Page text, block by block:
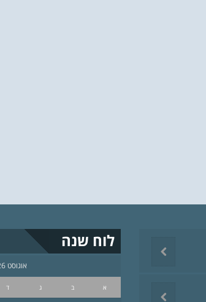
לוח שנה
אוגוסט 2026
א ב ג ד